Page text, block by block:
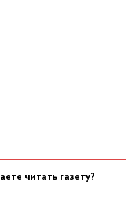
читать газету?